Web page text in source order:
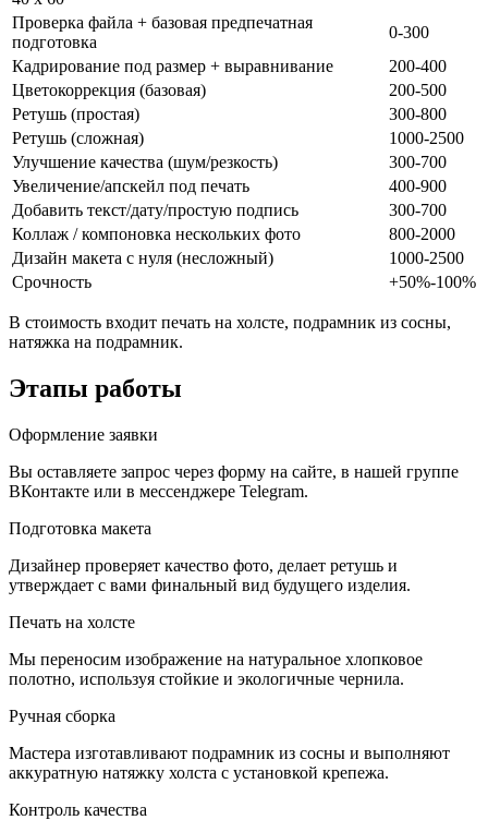
Проверка файла + базовая предпечатная
подготовка
0-300
Кадрирование под размер + выравнивание
200-400
Цветокоррекция (базовая)
200-500
Ретушь (простая)
300-800
Ретушь (сложная)
1000-2500
Улучшение качества (шум/резкость)
300-700
Увеличение/апскейл под печать
400-900
Добавить текст/дату/простую подпись
300-700
Коллаж / компоновка нескольких фото
800-2000
Дизайн макета с нуля (несложный)
1000-2500
Срочность
+50%-100%
В стоимость входит печать на холсте, подрамник из сосны,
натяжка на подрамник.
Этапы работы
Оформление заявки
Вы оставляете запрос через форму на сайте, в нашей группе
ВКонтакте или в мессенджере Telegram.
Подготовка макета
Дизайнер проверяет качество фото, делает ретушь и
утверждает с вами финальный вид будущего изделия.
Печать на холсте
Мы переносим изображение на натуральное хлопковое
полотно, используя стойкие и экологичные чернила.
Ручная сборка
Мастера изготавливают подрамник из сосны и выполняют
аккуратную натяжку холста с установкой крепежа.
Контроль качества